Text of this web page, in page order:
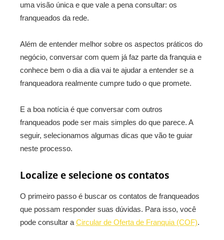
uma visão única e que vale a pena consultar: os
franqueados da rede.
Além de entender melhor sobre os aspectos práticos do
negócio, conversar com quem já faz parte da franquia e
conhece bem o dia a dia vai te ajudar a entender se a
franqueadora realmente cumpre tudo o que promete.
E a boa notícia é que conversar com outros
franqueados pode ser mais simples do que parece. A
seguir, selecionamos algumas dicas que vão te guiar
neste processo.
Localize e selecione os contatos
O primeiro passo é buscar os contatos de franqueados
que possam responder suas dúvidas. Para isso, você
pode consultar a Circular de Oferta de Franquia (COF).